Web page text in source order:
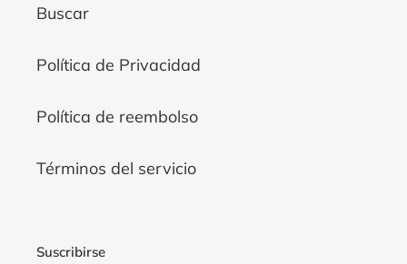
Buscar
Política de Privacidad
Política de reembolso
Términos del servicio
Suscribirse